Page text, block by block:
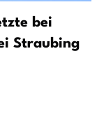
bei
Straubing